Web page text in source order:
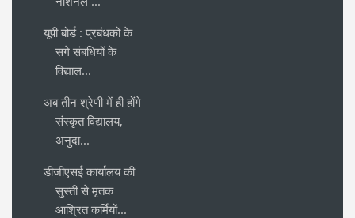
यूपी बोर्ड : प्रबंधकों के
सगे संबंधियों के
विद्याल...
अब तीन श्रेणी में ही होंगे
संस्कृत विद्यालय,
अनुदा...
डीजीएसई कार्यालय की
सुस्ती से मृतक
आश्रित कर्मियों...